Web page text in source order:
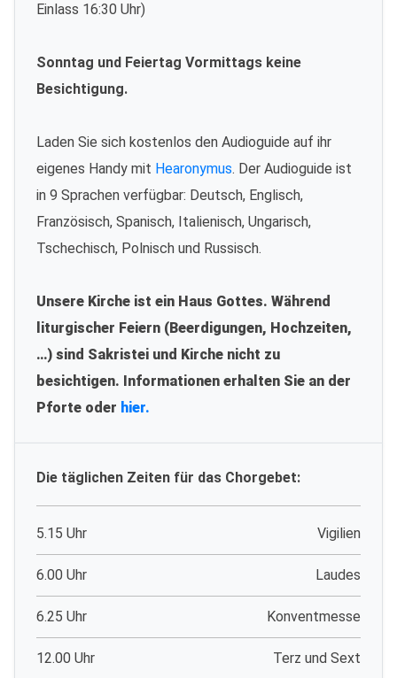
Einlass 16:30 Uhr)
Sonntag und Feiertag Vormittags keine
Besichtigung.
Laden Sie sich kostenlos den Audioguide auf ihr
eigenes Handy mit Hearonymus. Der Audioguide ist
in 9 Sprachen verfügbar: Deutsch, Englisch,
Französisch, Spanisch, Italienisch, Ungarisch,
Tschechisch, Polnisch und Russisch.
Unsere Kirche ist ein Haus Gottes. Während
liturgischer Feiern (Beerdigungen, Hochzeiten,
…) sind Sakristei und Kirche nicht zu
besichtigen. Informationen erhalten Sie an der
Pforte oder hier.
Die täglichen Zeiten für das Chorgebet:
5.15 Uhr Vigilien
6.00 Uhr Laudes
6.25 Uhr Konventmesse
12.00 Uhr Terz und Sext